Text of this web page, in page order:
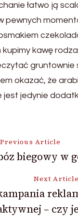
łatwo ją
pewnych
kupimy kawę
gruntownie
okazać, że
jest jedynie
Previous Article
biegowy w
Next Article
– czy